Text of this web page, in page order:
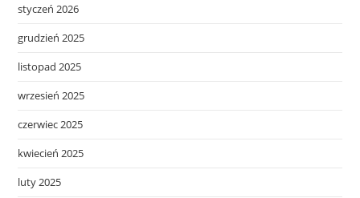
styczeń 2026
grudzień 2025
listopad 2025
wrzesień 2025
czerwiec 2025
kwiecień 2025
luty 2025